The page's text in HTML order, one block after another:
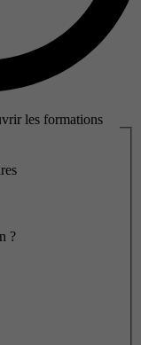
les formations
?